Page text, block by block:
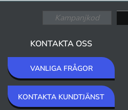
KONTAKTA OSS
VANLIGA FRÅGOR
KONTAKTA KUNDTJÄNST